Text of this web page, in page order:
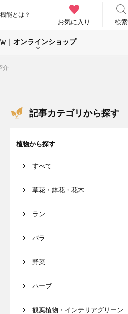
能とは？
お気に入り 検索
｜オンラインショップ
介
記事カテゴリから探す
植物から探す
すべて
草花・鉢花・花木
ラン
バラ
野菜
ハーブ
観葉植物・インテリアグリーン